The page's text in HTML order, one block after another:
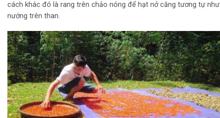
cách khác đó là rang trên chảo nóng để hạt nở căng tương tự như
nướng trên than.